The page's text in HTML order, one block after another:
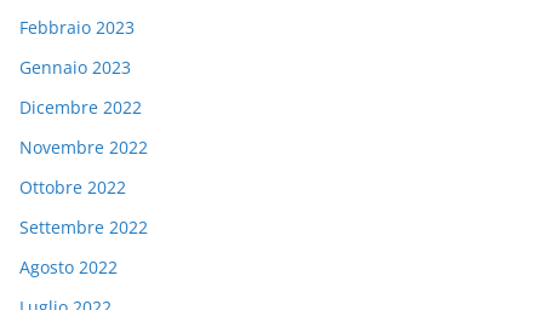
Febbraio 2023
Gennaio 2023
Dicembre 2022
Novembre 2022
Ottobre 2022
Settembre 2022
Agosto 2022